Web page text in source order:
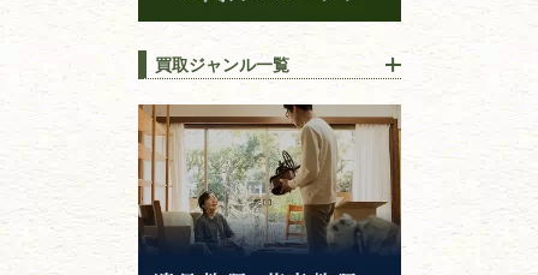
買取ジャンル一覧
江戸時代の書物
唐本・漢籍・
中国書物・朝鮮本
錦絵・浮世絵・版画・刷り物